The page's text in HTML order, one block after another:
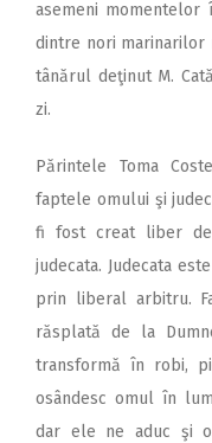
asemeni momentelor
dintre nori marinarilor
tânărul deţinut M.
zi.
Părintele Toma
faptele omului şi
fi fost creat liber
judecata. Judecata
prin liberal arbitru.
răsplată de la
transformă în robi,
osândesc omul în
dar ele ne aduc şi